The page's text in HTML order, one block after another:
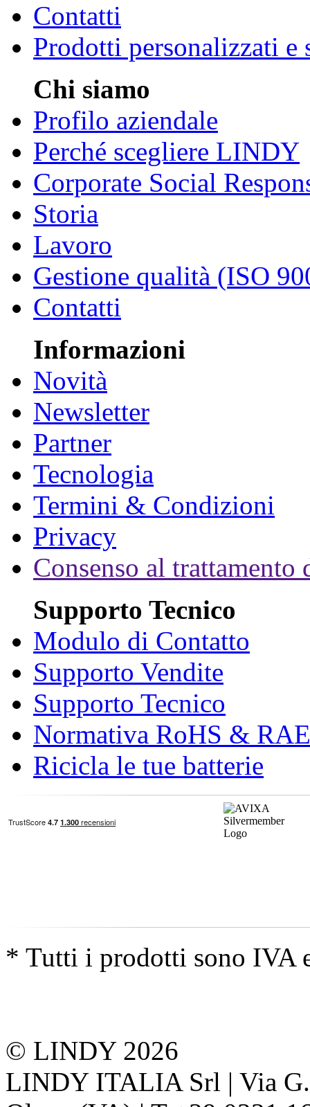
Contatti
Prodotti personalizzati e
Chi siamo
Profilo aziendale
Perché scegliere LINDY
Corporate Social
Storia
Lavoro
Gestione qualità (ISO
Contatti
Informazioni
Novità
Newsletter
Partner
Tecnologia
Termini & Condizioni
Privacy
Consenso al trattamento
Supporto Tecnico
Modulo di Contatto
Supporto Vendite
Supporto Tecnico
Normativa RoHS &
Ricicla le tue batterie
* Tutti i prodotti sono IVA
© LINDY 2026
LINDY ITALIA Srl | Via